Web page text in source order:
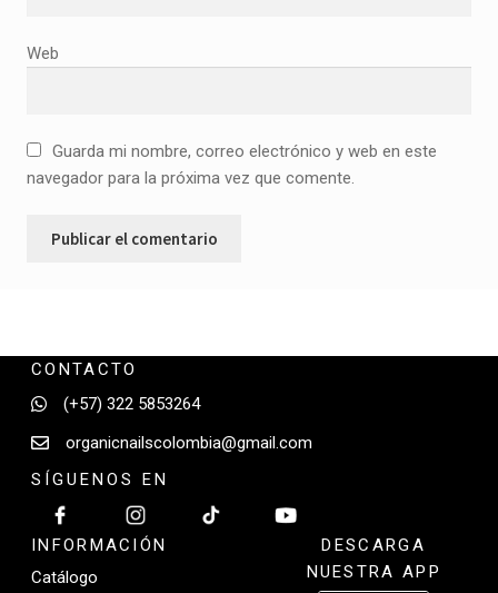
Web
Guarda mi nombre, correo electrónico y web en este
navegador para la próxima vez que comente.
CONTACTO
(+57) 322 5853264
organicnailscolombia@gmail.com
SÍGUENOS EN
INFORMACIÓN
Catálogo
DESCARGA
NUESTRA APP